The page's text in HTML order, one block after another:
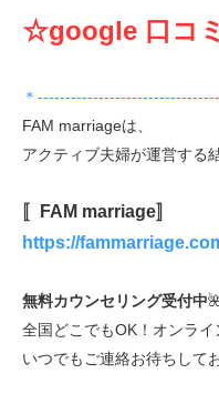
☆google 口コ
＊
FAM marriageは、
アクティブ夫婦が運営する
〚FAM marriage〛
https://
無料カウンセリング受付中
全国どこでもOK！オンラ
いつでもご連絡お待ちして